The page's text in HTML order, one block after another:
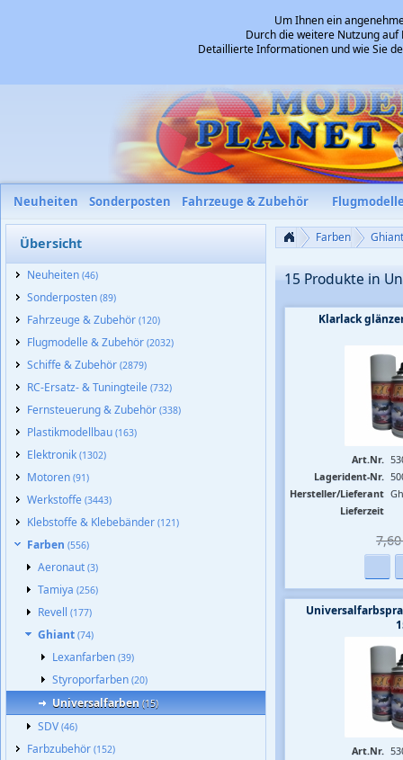
Neuheiten Sonderposten Fahrzeuge & Zubehör
Übersicht
Neuheiten (46)
Sonderposten (89)
Fahrzeuge & Zubehör (120)
Flugmodelle & Zubehör (2032)
Schiffe & Zubehör (2879)
RC-Ersatz- & Tuningteile (732)
Fernsteuerung & Zubehör (338)
Plastikmodellbau (163)
Elektronik (1302)
Motoren (91)
Werkstoffe (3443)
Klebstoffe & Klebebänder (121)
Farben (556)
Aeronaut (3)
Tamiya (256)
Revell (177)
Ghiant (74)
Lexanfarben (39)
Styroporfarben (20)
Universalfarben (15)
SDV (46)
Farbzubehör (152)
Um Ihnen ein
Durch die weitere Nutzung
Detaillierte Informationen und wie Sie
Farben Ghiant
15 Produkte in
Klarlack
Art.Nr.
Lagerident-Nr.
Hersteller/Lieferant
Lieferzeit
7,60
Art.Nr.